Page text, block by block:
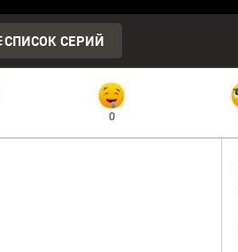
СПИСОК СЕРИЙ
0